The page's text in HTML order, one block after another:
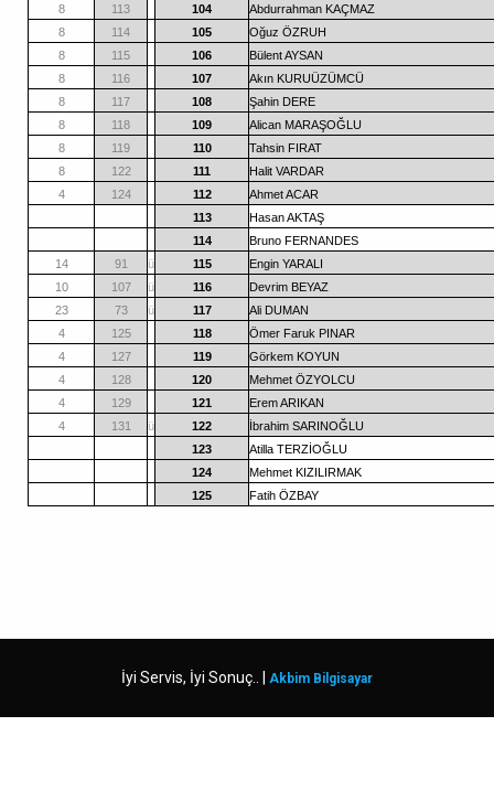
8
113 104
Abdurrahman KAÇMAZ
8
114 105
Oğuz ÖZRUH
8
115 106
Bülent AYSAN
8
116 107
Akın KURUÜZÜMCÜ
8
117 108
Şahin DERE
8
118 109
Alican MARAŞOĞLU
8
119 110
Tahsin FIRAT
8
122 111
Halit VARDAR
4
124 112
Ahmet ACAR
113
Hasan AKTAŞ
114
Bruno FERNANDES
14
91 ü 115
Engin YARALI
10
107 ü 116
Devrim BEYAZ
23
73 ü 117
Ali DUMAN
4
125 118
Ömer Faruk PINAR
4
127 119
Görkem KOYUN
4
128 120
Mehmet ÖZYOLCU
4
129 121
Erem ARIKAN
4
131 ü 122
İbrahim SARINOĞLU
123
Atilla TERZİOĞLU
124
Mehmet KIZILIRMAK
125
Fatih ÖZBAY
İyi Servis, İyi Sonuç.. | Akbim Bilgisayar